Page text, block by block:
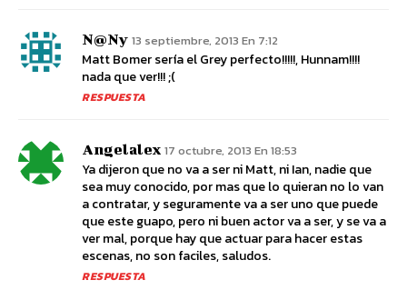
N@ny 13 septiembre, 2013 En 7:12
Matt Bomer sería el Grey perfecto!!!!!, Hunnam!!!!
nada que ver!!! ;(
RESPUESTA
Angelalex 17 octubre, 2013 En 18:53
Ya dijeron que no va a ser ni Matt, ni Ian, nadie que
sea muy conocido, por mas que lo quieran no lo van
a contratar, y seguramente va a ser uno que puede
que este guapo, pero ni buen actor va a ser, y se va a
ver mal, porque hay que actuar para hacer estas
escenas, no son faciles, saludos.
RESPUESTA